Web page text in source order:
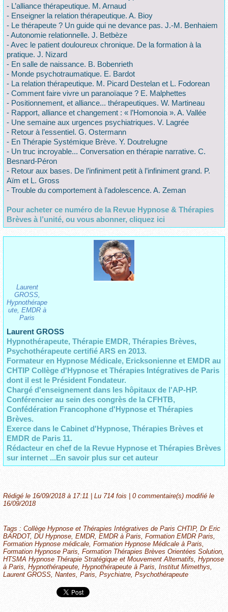
- L’alliance thérapeutique. M. Arnaud
- Enseigner la relation thérapeutique. A. Bioy
- Le thérapeute ? Un guide qui ne devance pas. J.-M. Benhaiem
- Autonomie relationnelle. J. Betbèze
- Avec le patient douloureux chronique. De la formation à la
pratique. J. Nizard
- En salle de naissance. B. Bobenrieth
- Monde psychotraumatique. E. Bardot
- La relation thérapeutique. M. Picard Destelan et L. Fodorean
- Comment faire vivre un paranoïaque ? E. Malphettes
- Positionnement, et alliance... thérapeutiques. W. Martineau
- Rapport, alliance et changement : « l’Homonoia ». A. Vallée
- Une semaine aux urgences psychiatriques. V. Lagrée
- Retour à l’essentiel. G. Ostermann
- En Thérapie Systémique Brève. Y. Doutrelugne
- Un truc incroyable... Conversation en thérapie narrative. C.
Besnard-Péron
- Retour aux bases. De l’infiniment petit à l’infiniment grand. P.
Aïm et L. Gross
- Trouble du comportement à l’adolescence. A. Zeman
Pour acheter ce numéro de la Revue Hypnose & Thérapies
Brèves à l’unité, ou vous abonner, cliquez ici
Laurent
GROSS,
Hypnothérape
ute, EMDR à
Paris
Laurent GROSS
Hypnothérapeute, Thérapie EMDR, Thérapies Brèves,
Psychothérapeute certifié ARS en 2013.
Formateur en Hypnose Médicale, Ericksonienne et EMDR au
CHTIP Collège d'Hypnose et Thérapies Intégratives de Paris
dont il est le Président Fondateur.
Chargé d'enseignement dans les hôpitaux de l'AP-HP.
Conférencier au sein des congrès de la CFHTB,
Confédération Francophone d'Hypnose et Thérapies
Brèves.
Exerce dans le Cabinet d'Hypnose, Thérapies Brèves et
EMDR de Paris 11.
Rédacteur en chef de la Revue Hypnose et Thérapies Brèves
sur internet ...En savoir plus sur cet auteur
Rédigé le 16/09/2018 à 17:11 | Lu 714 fois | 0commentaire(s) modifié le
16/09/2018
Tags : Collège Hypnose et Thérapies Intégratives de Paris CHTIP, Dr Eric
BARDOT, DU Hypnose, EMDR, EMDR à Paris, Formation EMDR Paris,
Formation Hypnose médicale, Formation Hypnose Médicale à Paris,
Formation Hypnose Paris, Formation Thérapies Brèves Orientées Solution,
HTSMA Hypnose Thérapie Stratégique et Mouvement Alternatifs, Hypnose
à Paris, Hypnothérapeute, Hypnothérapeute à Paris, Institut Mimethys,
Laurent GROSS, Nantes, Paris, Psychiatre, Psychothérapeute